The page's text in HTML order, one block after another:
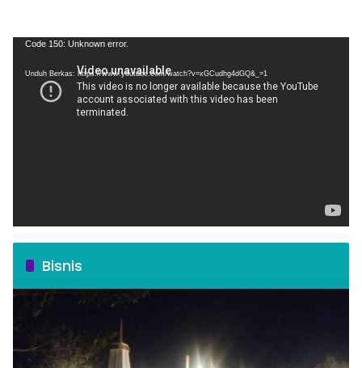
Pemutar
Code 150: Unknown error.
Unduh Berkas: https://www.youtube.com/watch?v=xGCudhg4dGQ&_=1
Bisnis